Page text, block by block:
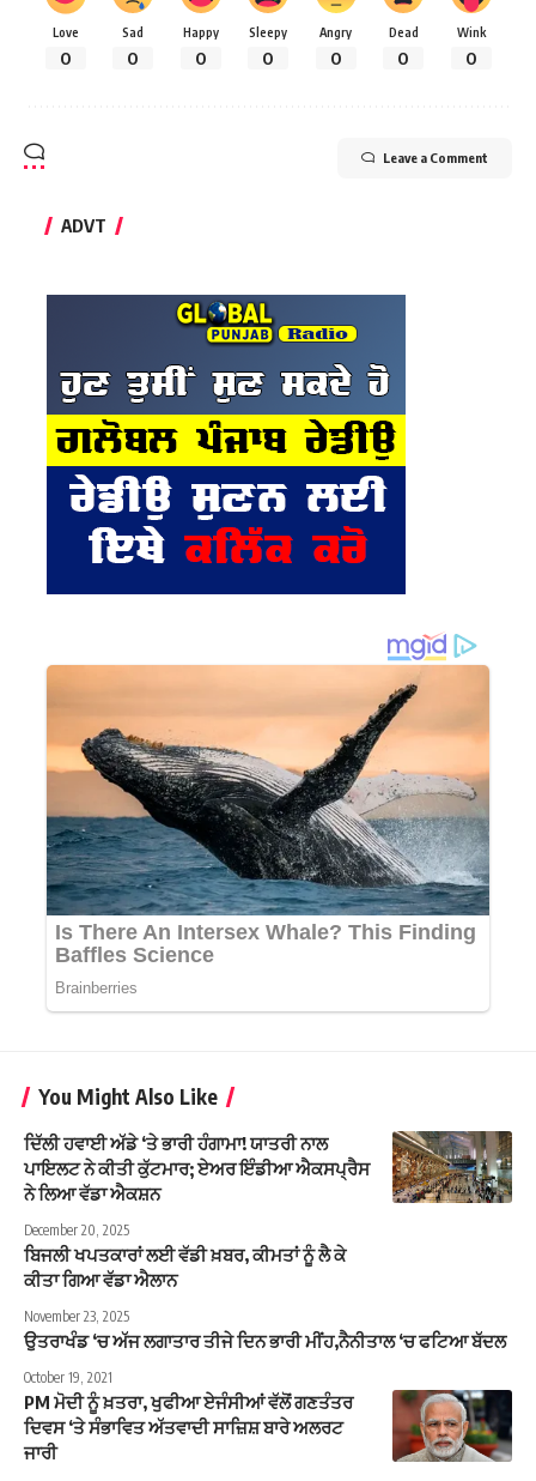
Love
0
Sad
0
Happy
0
Sleepy
0
Angry
0
Dead
0
Wink
0
Leave a Comment
ADVT
You Might Also Like
ਦਿੱਲੀ ਹਵਾਈ ਅੱਡੇ ‘ਤੇ ਭਾਰੀ ਹੰਗਾਮਾ! ਯਾਤਰੀ ਨਾਲ
ਪਾਇਲਟ ਨੇ ਕੀਤੀ ਕੁੱਟਮਾਰ; ਏਅਰ ਇੰਡੀਆ ਐਕਸਪ੍ਰੈਸ
ਨੇ ਲਿਆ ਵੱਡਾ ਐਕਸ਼ਨ
December 20, 2025
ਬਿਜਲੀ ਖਪਤਕਾਰਾਂ ਲਈ ਵੱਡੀ ਖ਼ਬਰ, ਕੀਮਤਾਂ ਨੂੰ ਲੈ ਕੇ
ਕੀਤਾ ਗਿਆ ਵੱਡਾ ਐਲਾਨ
November 23, 2025
ਉਤਰਾਖੰਡ ‘ਚ ਅੱਜ ਲਗਾਤਾਰ ਤੀਜੇ ਦਿਨ ਭਾਰੀ ਮੀਂਹ,ਨੈਨੀਤਾਲ ‘ਚ ਫਟਿਆ ਬੱਦਲ
October 19, 2021
PM ਮੋਦੀ ਨੂੰ ਖ਼ਤਰਾ, ਖੁਫੀਆ ਏਜੰਸੀਆਂ ਵੱਲੋਂ ਗਣਤੰਤਰ
ਦਿਵਸ ‘ਤੇ ਸੰਭਾਵਿਤ ਅੱਤਵਾਦੀ ਸਾਜ਼ਿਸ਼ ਬਾਰੇ ਅਲਰਟ
ਜਾਰੀ